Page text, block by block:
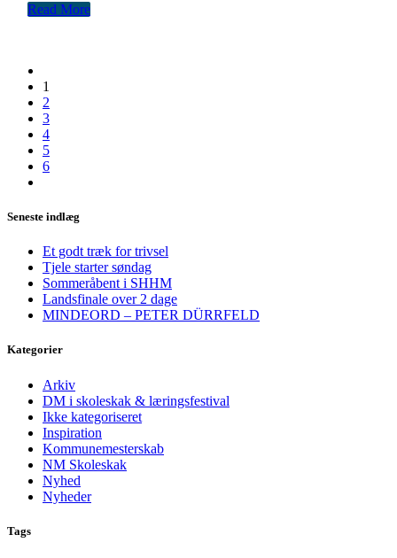
Read More
1
2
3
4
5
6
Seneste indlæg
Et godt træk for trivsel
Tjele starter søndag
Sommeråbent i SHHM
Landsfinale over 2 dage
MINDEORD – PETER DÜRRFELD
Kategorier
Arkiv
DM i skoleskak & læringsfestival
Ikke kategoriseret
Inspiration
Kommunemesterskab
NM Skoleskak
Nyhed
Nyheder
Tags